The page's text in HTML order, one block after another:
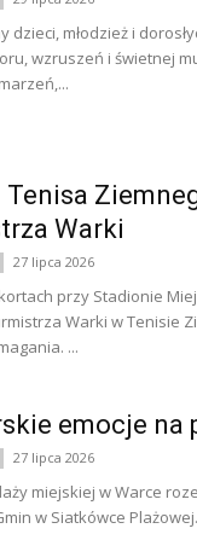
dzieci, młodzież i
wzruszeń i świetnej
Tenisa
Warki
27 lipca 2026
przy Stadionie
Warki w Tenisie
...
emocje na
27 lipca 2026
miejskiej w Warce
w Siatkówce